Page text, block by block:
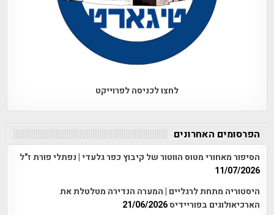
לחצו לכניסה לפרוייקט
הפרסומים האחרונים
הסיפור מאחורי מטוס הווטור של קיבוץ כפר גלעדי | נפתלי פורת ז"ל
11/07/2026
היסטוריה מתחת לרגליים | המערה הנדירה מטלטלת את
הארכיאולוגים בפוריידיס21/06/2026